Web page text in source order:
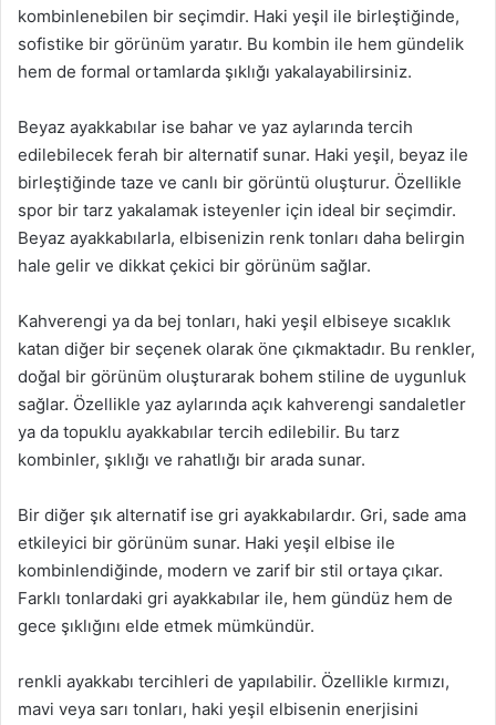
kombinlenebilen bir seçimdir. Haki yeşil ile birleştiğinde,
sofistike bir görünüm yaratır. Bu kombin ile hem gündelik
hem de formal ortamlarda şıklığı yakalayabilirsiniz.
Beyaz ayakkabılar ise bahar ve yaz aylarında tercih
edilebilecek ferah bir alternatif sunar. Haki yeşil, beyaz ile
birleştiğinde taze ve canlı bir görüntü oluşturur. Özellikle
spor bir tarz yakalamak isteyenler için ideal bir seçimdir.
Beyaz ayakkabılarla, elbisenizin renk tonları daha belirgin
hale gelir ve dikkat çekici bir görünüm sağlar.
Kahverengi ya da bej tonları, haki yeşil elbiseye sıcaklık
katan diğer bir seçenek olarak öne çıkmaktadır. Bu renkler,
doğal bir görünüm oluşturarak bohem stiline de uygunluk
sağlar. Özellikle yaz aylarında açık kahverengi sandaletler
ya da topuklu ayakkabılar tercih edilebilir. Bu tarz
kombinler, şıklığı ve rahatlığı bir arada sunar.
Bir diğer şık alternatif ise gri ayakkabılardır. Gri, sade ama
etkileyici bir görünüm sunar. Haki yeşil elbise ile
kombinlendiğinde, modern ve zarif bir stil ortaya çıkar.
Farklı tonlardaki gri ayakkabılar ile, hem gündüz hem de
gece şıklığını elde etmek mümkündür.
renkli ayakkabı tercihleri de yapılabilir. Özellikle kırmızı,
mavi veya sarı tonları, haki yeşil elbisenin enerjisini